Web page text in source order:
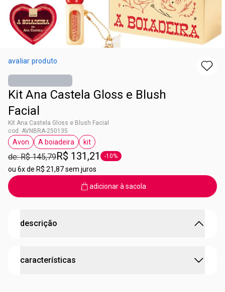
avaliar produto
Kit Ana Castela Gloss e Blush
Facial
Kit Ana Castela Gloss e Blush Facial
cod. AVNBRA-250135
etiqueta Avon
Avon
etiqueta A boiadeira
A boiadeira
etiqueta kit
kit
de: R$ 145,79R$ 131,21 etiqueta -10%
-10%
ou 6x de R$ 21,87 sem juros
adicionar à sacola
descrição
ama uns itens colecionáveis!
características